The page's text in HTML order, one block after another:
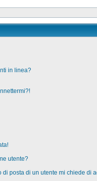
in linea?
utente?
posta di un utente mi chiede di